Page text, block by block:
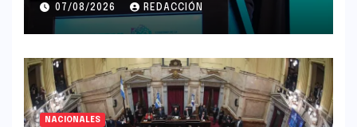
07/08/2026 REDACCIÓN
NACIONALES